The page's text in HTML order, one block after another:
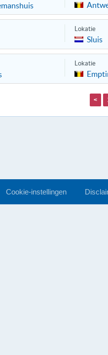
Lokatie
Sluis
Lokatie
<
Cookie-instellingen